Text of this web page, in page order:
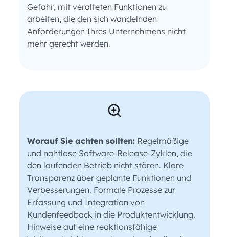
Gefahr, mit veralteten Funktionen zu
arbeiten, die den sich wandelnden
Anforderungen Ihres Unternehmens nicht
mehr gerecht werden.
Worauf Sie achten sollten: Regelmäßige
und nahtlose Software-Release-Zyklen, die
den laufenden Betrieb nicht stören. Klare
Transparenz über geplante Funktionen und
Verbesserungen. Formale Prozesse zur
Erfassung und Integration von
Kundenfeedback in die Produktentwicklung.
Hinweise auf eine reaktionsfähige